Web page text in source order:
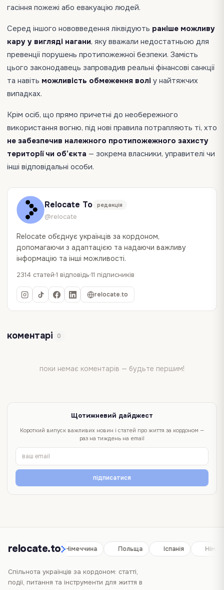
гасіння пожежі або евакуацію людей.
Серед іншого нововведення ліквідують раніше можливу
кару у вигляді нагани, яку вважали недостатньою для
превенції порушень протипожежної безпеки. Замість
цього законодавець запровадив реальні фінансові санкції
та навіть можливість обмеження волі у найтяжчих
випадках.
Крім осіб, що прямо причетні до необережного
використання вогню, під нові правила потрапляють ті, хто
не забезпечив належного протипожежного захисту
території чи об’єкта — зокрема власники, управителі чи
інші відповідальні особи.
Relocate To редакція
@relocate
Relocate об`єднує українців за кордоном,
допомагаючи з адаптацією та надаючи важливу
інформацію та інші можливості.
2314 статей 1 відповідь 11 підписників
relocate.to
коментарі 0
поки немає коментарів — будьте першим!
Щотижневий дайджест
Короткий випуск важливих новин і статей про життя за кордоном —
раз на тиждень на email
підписатися
relocate.to
Іспанія Німеччина Польща Іспанія
Спільнота українців за кордоном: статті,
події, питання та інструменти для життя в